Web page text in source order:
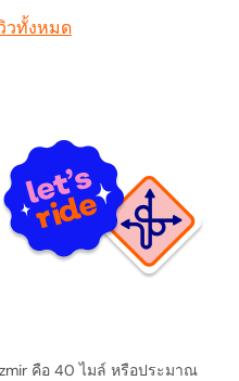
วทั้งหมด
คือ 40 ไมล์ หรือประมาณ